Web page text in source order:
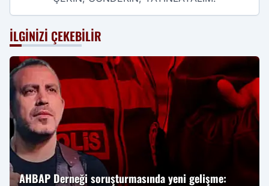
İLGINIZI ÇEKEBILIR
AHBAP Derneği soruşturmasında yeni gelişme: